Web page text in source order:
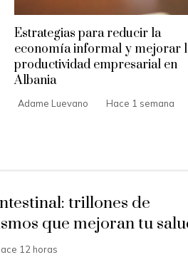
Estrategias para reducir la
economía informal y mejorar
productividad empresarial en
Albania
Adame Luevano Hace 1 semana
trillones de
que mejoran tu
12 horas